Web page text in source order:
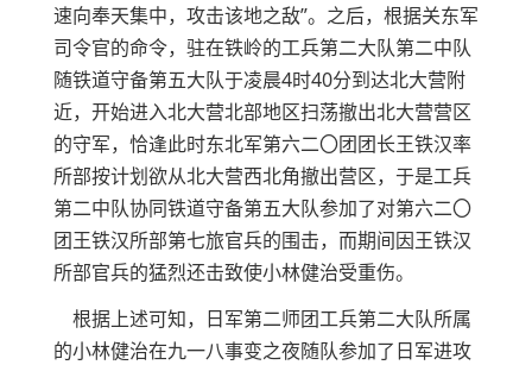
速向奉天集中，攻击该地之敌”。之后，根据关东军
司令官的命令，驻在铁岭的工兵第二大队第二中队
随铁道守备第五大队于凌晨4时40分到达北大营附
近，开始进入北大营北部地区扫荡撤出北大营营区
的守军，恰逢此时东北军第六二〇团团长王铁汉率
所部按计划欲从北大营西北角撤出营区，于是工兵
第二中队协同铁道守备第五大队参加了对第六二〇
团王铁汉所部第七旅官兵的围击，而期间因王铁汉
所部官兵的猛烈还击致使小林健治受重伤。
根据上述可知，日军第二师团工兵第二大队所属
的小林健治在九一八事变之夜随队参加了日军进攻